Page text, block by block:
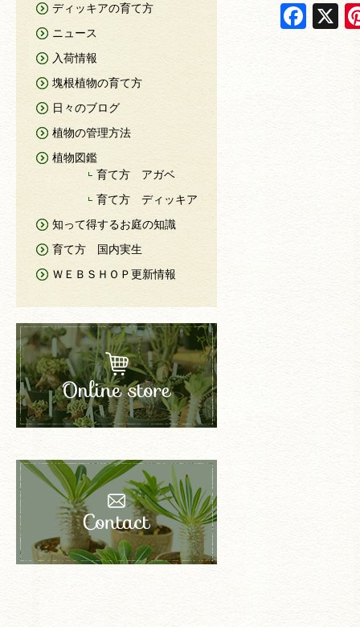
F
X
ディッキアの育て方
ニュース
入荷情報
塊根植物の育て方
日々のブログ
植物の管理方法
植物図鑑
育て方 アガベ
育て方 ディッキア
知って得するお庭の知識
育て方 国内実生
ＷＥＢＳＨＯＰ更新情報